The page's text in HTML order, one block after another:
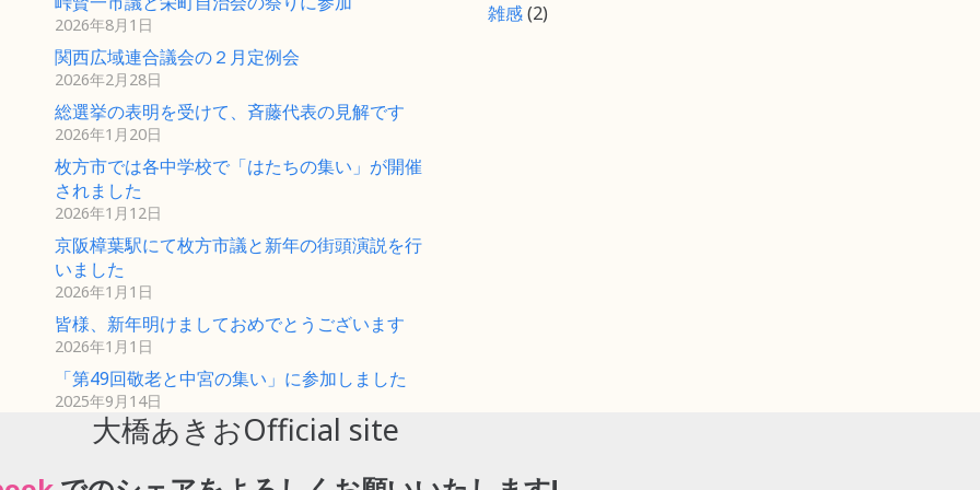
2026年8月1日
関西広域連合議会の２月定例会
2026年2月28日
総選挙の表明を受けて、斉藤代表の見解です
2026年1月20日
枚方市では各中学校で「はたちの集い」が開催
されました
2026年1月12日
京阪樟葉駅にて枚方市議と新年の街頭演説を行
いました
2026年1月1日
皆様、新年明けましておめでとうございます
2026年1月1日
「第49回敬老と中宮の集い」に参加しました
2025年9月14日
雑感(2)
大橋あきおOfficial site